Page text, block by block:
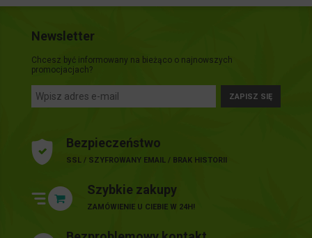
Newsletter
Chcesz być informowany na bieżąco o najnowszych
promocjacjach?
ZAPISZ SIĘ
Bezpieczeństwo
SSL / SZYFROWANY EMAIL / BRAK HISTORII
Szybkie zakupy
ZAMÓWIENIE U CIEBIE W 24H!